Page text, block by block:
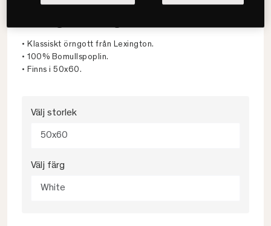
Lexington
• Klassiskt örngott från Lexington.
• 100% Bomullspoplin.
• Finns i 50x60.
Välj storlek
50x60
Välj färg
White